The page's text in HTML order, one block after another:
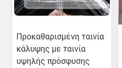
Προκαθαρισμένη ταινία
κάλυψης με ταινία
υψηλής πρόσφυσης